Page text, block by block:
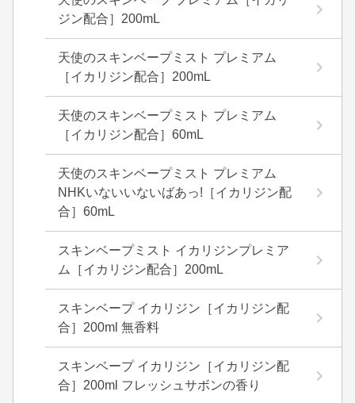
ジン配合］200mL
天使のスキンベープミスト プレミアム
［イカリジン配合］200mL
天使のスキンベープミスト プレミアム
［イカリジン配合］60mL
天使のスキンベープミスト プレミアム
NHKいないいないばあっ!［イカリジン配
合］60mL
スキンベープミスト イカリジンプレミア
ム［イカリジン配合］200mL
スキンベープ イカリジン［イカリジン配
合］200ml 無香料
スキンベープ イカリジン［イカリジン配
合］200ml フレッシュサボンの香り